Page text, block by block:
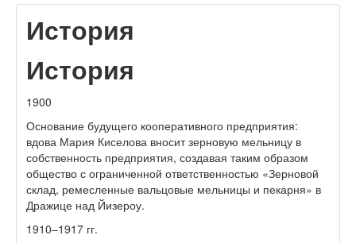
История
История
1900
Основание будущего кооперативного предприятия:
вдова Мария Киселова вносит зерновую мельницу в
собственность предприятия, создавая таким образом
общество с ограниченной ответственностью «Зерновой
склад, ремесленные вальцовые мельницы и пекарня» в
Дражице над Йизероу.
1910–1917 гг.